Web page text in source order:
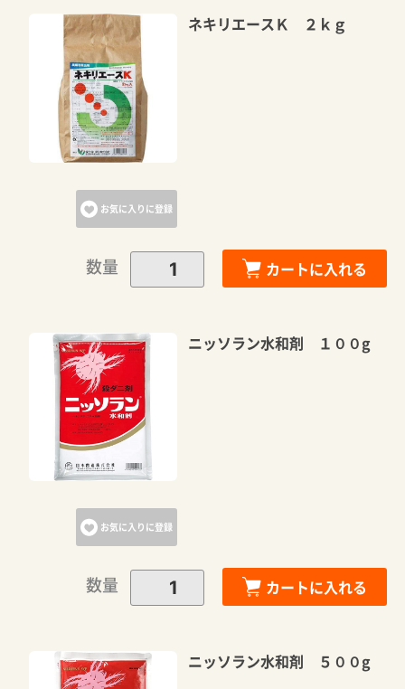
お気に入りに登録
ネキリエースＫ ２ｋｇ
数量 カートに入れる
お気に入りに登録
ニッソラン水和剤 １００g
数量 カートに入れる
ニッソラン水和剤 ５００g